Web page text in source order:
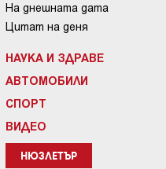
На днешната дата
Цитат на деня
НАУКА И ЗДРАВЕ
АВТОМОБИЛИ
СПОРТ
ВИДЕО
НЮЗЛЕТЪР